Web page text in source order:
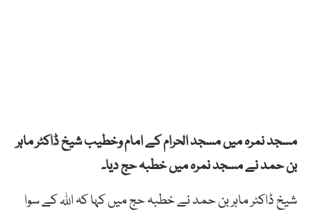
مسجد نمرہ میں مسجد الحرام کے امام وخطیب شیخ ڈاکٹر ماہر
بن حمد نے مسجد نمرہ میں خطبہ حج دیا۔
شیخ ڈاکٹر ماہر بن حمد نے خطبہ حج میں کہا کہ اللہ کے سوا